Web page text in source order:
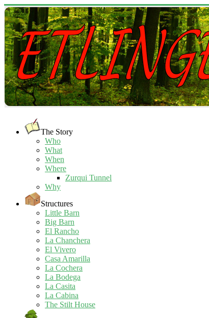
The Story
Who
What
When
Where
Zurqui Tunnel
Why
Structures
Little Barn
Big Barn
El Rancho
La Chanchera
El Vivero
Casa Amarilla
La Cochera
La Bodega
La Casita
La Cabina
The Stilt House